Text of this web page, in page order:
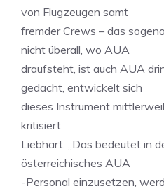
von Flugzeugen samt
fremder Crews – das
nicht überall, wo AUA
draufsteht, ist auch AUA
gedacht, entwickelt sich
dieses Instrument
kritisiert
Liebhart. „Das bedeutet in
österreichisches AUA
-Personal einzusetzen,